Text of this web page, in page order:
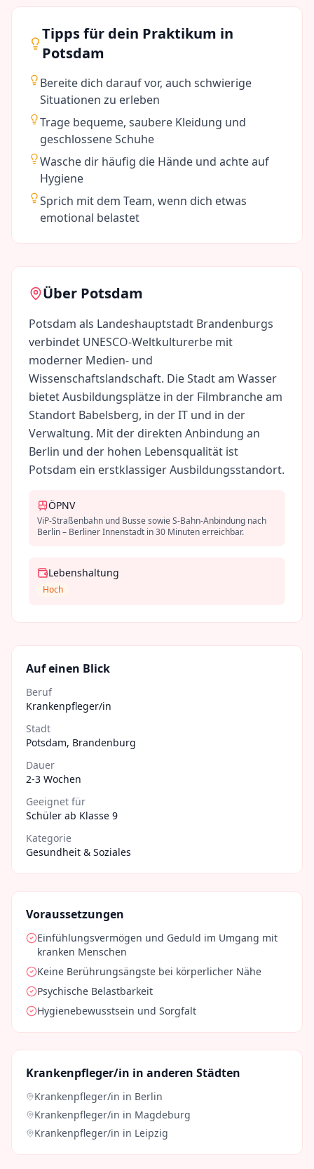
Tipps für dein Praktikum in
Potsdam
Bereite dich darauf vor, auch schwierige
Situationen zu erleben
Trage bequeme, saubere Kleidung und
geschlossene Schuhe
Wasche dir häufig die Hände und achte auf
Hygiene
Sprich mit dem Team, wenn dich etwas
emotional belastet
Über Potsdam
Potsdam als Landeshauptstadt Brandenburgs
verbindet UNESCO-Weltkulturerbe mit
moderner Medien- und
Wissenschaftslandschaft. Die Stadt am Wasser
bietet Ausbildungsplätze in der Filmbranche am
Standort Babelsberg, in der IT und in der
Verwaltung. Mit der direkten Anbindung an
Berlin und der hohen Lebensqualität ist
Potsdam ein erstklassiger Ausbildungsstandort.
ÖPNV
ViP-Straßenbahn und Busse sowie S-Bahn-Anbindung nach
Berlin – Berliner Innenstadt in 30 Minuten erreichbar.
Lebenshaltung
Hoch
Auf einen Blick
Beruf
Krankenpfleger/in
Stadt
Potsdam, Brandenburg
Dauer
2-3 Wochen
Geeignet für
Schüler ab Klasse 9
Kategorie
Gesundheit & Soziales
Voraussetzungen
Einfühlungsvermögen und Geduld im Umgang mit
kranken Menschen
Keine Berührungsängste bei körperlicher Nähe
Psychische Belastbarkeit
Hygienebewusstsein und Sorgfalt
Krankenpfleger/in in anderen Städten
Krankenpfleger/in in Berlin
Krankenpfleger/in in Magdeburg
Krankenpfleger/in in Leipzig